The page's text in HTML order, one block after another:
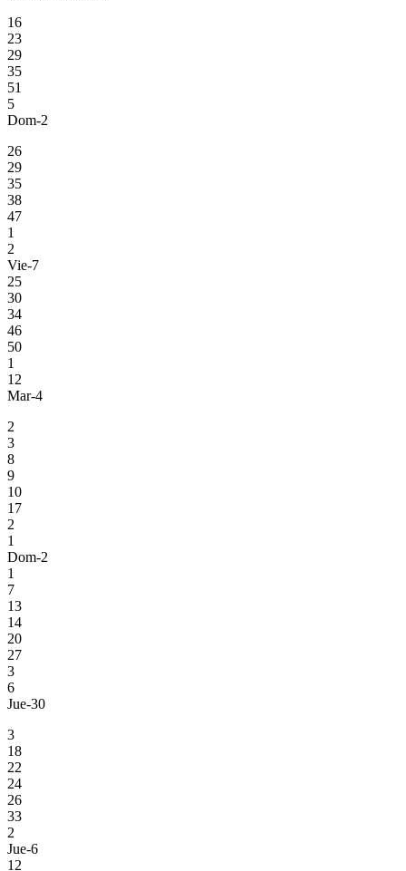
16
23
29
35
51
5
Dom-2
26
29
35
38
47
1
2
Vie-7
25
30
34
46
50
1
12
Mar-4
2
3
8
9
10
17
2
1
Dom-2
1
7
13
14
20
27
3
6
Jue-30
3
18
22
24
26
33
2
Jue-6
12